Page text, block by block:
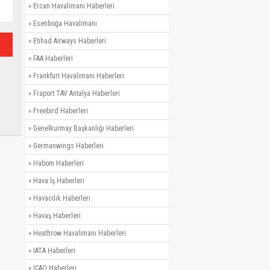
» Ercan Havalimanı Haberleri
» Esenboğa Havalimanı
» Etihad Airways Haberleri
» FAA Haberleri
» Frankfurt Havalimanı Haberleri
» Fraport TAV Antalya Haberleri
» Freebird Haberleri
» Genelkurmay Başkanlığı Haberleri
» Germanwings Haberleri
» Habom Haberleri
» Hava İş Haberleri
» Havacılık Haberleri
» Havaş Haberleri
» Heathrow Havalimanı Haberleri
» IATA Haberleri